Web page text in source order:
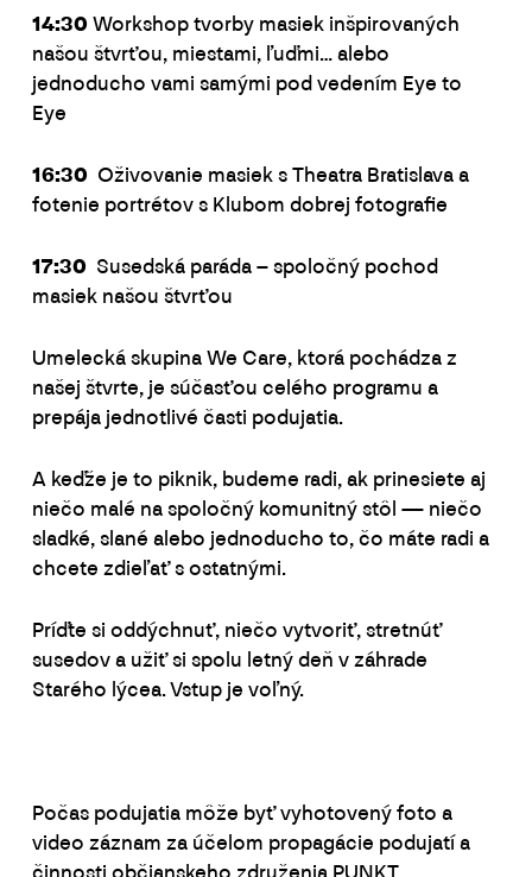
14:30 Workshop tvorby masiek inšpirovaných
našou štvrťou, miestami, ľuďmi… alebo
jednoducho vami samými pod vedením Eye to
Eye
16:30 Oživovanie masiek s Theatra Bratislava a
fotenie portrétov s Klubom dobrej fotografie
17:30 Susedská paráda – spoločný pochod
masiek našou štvrťou
Umelecká skupina We Care, ktorá pochádza z
našej štvrte, je súčasťou celého programu a
prepája jednotlivé časti podujatia.
A keďže je to piknik, budeme radi, ak prinesiete aj
niečo malé na spoločný komunitný stôl — niečo
sladké, slané alebo jednoducho to, čo máte radi a
chcete zdieľať s ostatnými.
Príďte si oddýchnuť, niečo vytvoriť, stretnúť
susedov a užiť si spolu letný deň v záhrade
Starého lýcea. Vstup je voľný.
Počas podujatia môže byť vyhotovený foto a
video záznam za účelom propagácie podujatí a